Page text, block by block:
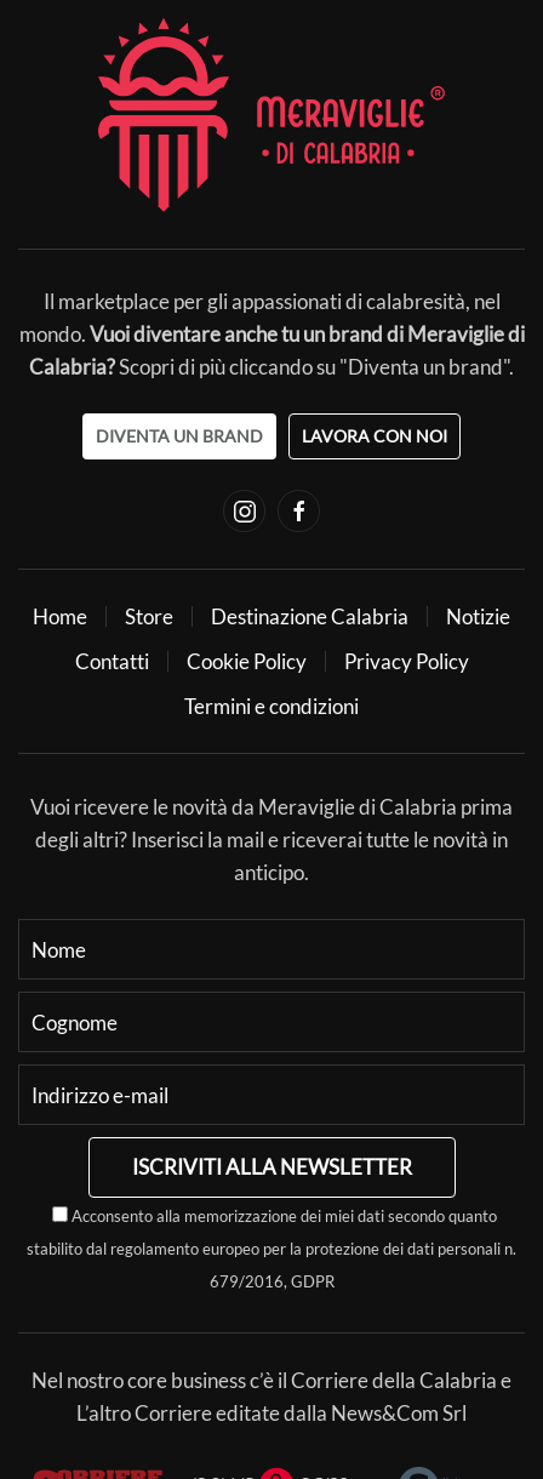
Il marketplace per gli appassionati di calabresità, nel
mondo.Vuoi diventare anche tu un brand di Meraviglie di
Calabria?Scopri di più cliccando su "Diventa un brand".
DIVENTA UN BRAND LAVORA CON NOI
Home Store Destinazione Calabria
Notizie
Contatti
Cookie Policy
Privacy Policy
Termini e condizioni
Vuoi ricevere le novità da Meraviglie di Calabria prima
degli altri? Inserisci la mail e riceverai tutte le novità in
anticipo.
ISCRIVITI ALLA NEWSLETTER
Acconsento alla memorizzazione dei miei dati secondo quanto
stabilito dal regolamento europeo per la protezione dei dati personali n.
679/2016, GDPR
Nel nostro core business c’è il Corriere della Calabria e
L’altro Corriere editate dalla News&Com Srl